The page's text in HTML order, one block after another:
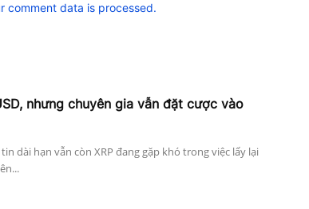
comment data is processed.
nhưng chuyên gia vẫn đặt cược vào
tin dài hạn vẫn còn XRP đang gặp khó trong việc lấy lại